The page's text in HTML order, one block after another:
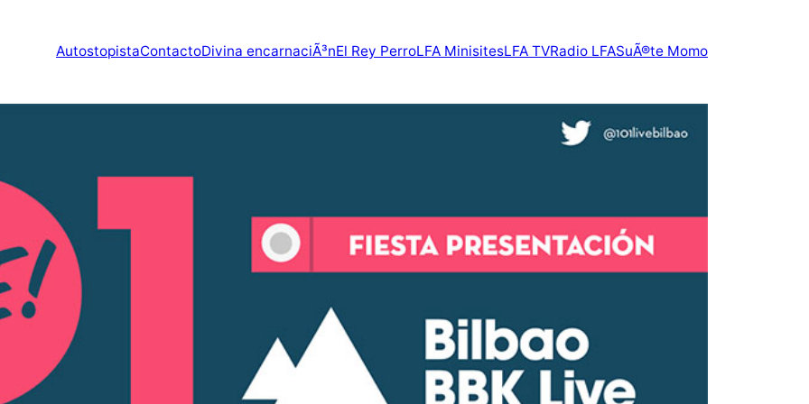
AutostopistaContactoDivina encarnaciÃ³nEl Rey PerroLFA MinisitesLFA TVRadio LFASuÃ®te Momo